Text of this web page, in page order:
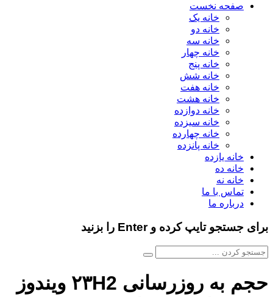
صفحه نخست
خانه یک
خانه دو
خانه سه
خانه چهار
خانه پنج
خانه شش
خانه هفت
خانه هشت
خانه دوازده
خانه سیزده
خانه چهارده
خانه پانزده
خانه یازده
خانه ده
خانه نه
تماس با ما
درباره ما
برای جستجو تایپ کرده و Enter را بزنید
حجم به روزرسانی ۲۳H2 ویندوز